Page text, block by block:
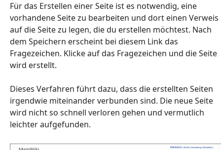
Für das Erstellen einer Seite ist es notwendig, eine
vorhandene Seite zu bearbeiten und dort einen Verweis
auf die Seite zu legen, die du erstellen möchtest. Nach
dem Speichern erscheint bei diesem Link das
Fragezeichen. Klicke auf das Fragezeichen und die Seite
wird erstellt.
Dieses Verfahren führt dazu, dass die erstellten Seiten
irgendwie miteinander verbunden sind. Die neue Seite
wird nicht so schnell verloren gehen und vermutlich
leichter aufgefunden.